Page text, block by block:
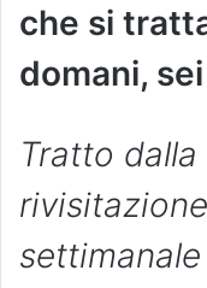
che si
domani,
Tratto